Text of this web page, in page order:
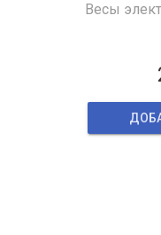
Весы